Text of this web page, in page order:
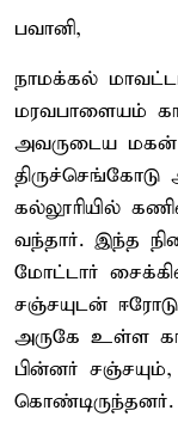
பவானி,
நாமக்கல்
மரவபாளையம்
அவருடைய மகன்
கல்லூரியில்
வந்தார். இந்த
மோட்டார்
சஞ்சயுடன்
அருகே உள்ள
பின்னர் சஞ்சயும்,
கொண்டிருந்தனர்.